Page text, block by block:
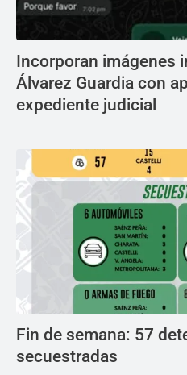
Incorporan imágenes
Álvarez Guardia con
expediente judicial
Fin de semana: 57
secuestradas